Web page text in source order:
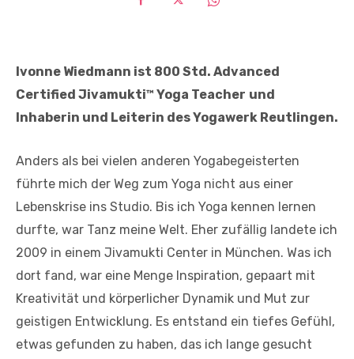
Ivonne Wiedmann ist 800 Std. Advanced
Certified Jivamukti™ Yoga Teacher und
Inhaberin und Leiterin des Yogawerk Reutlingen.
Anders als bei vielen anderen Yogabegeisterten
führte mich der Weg zum Yoga nicht aus einer
Lebenskrise ins Studio. Bis ich Yoga kennen lernen
durfte, war Tanz meine Welt. Eher zufällig landete ich
2009 in einem Jivamukti Center in München. Was ich
dort fand, war eine Menge Inspiration, gepaart mit
Kreativität und körperlicher Dynamik und Mut zur
geistigen Entwicklung. Es entstand ein tiefes Gefühl,
etwas gefunden zu haben, das ich lange gesucht